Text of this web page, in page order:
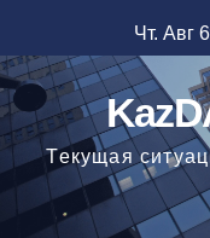
к
содержимому
Чт. Авг
Текущая